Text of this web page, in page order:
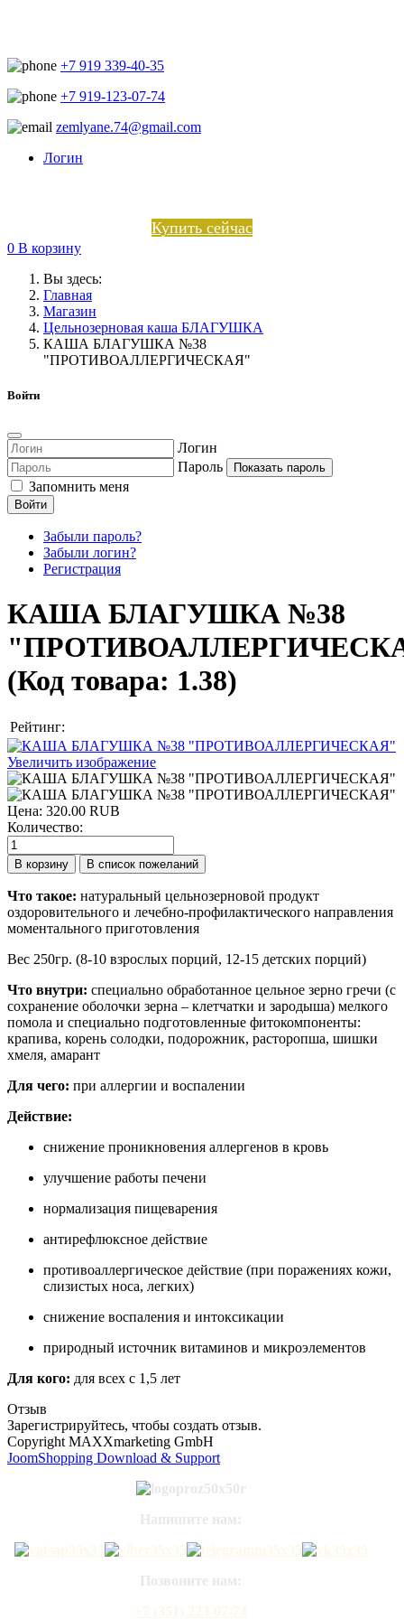
+7 919 339-40-35
+7 919-123-07-74
zemlyane.74@gmail.com
Логин
Купить сейчас
0 В корзину
Вы здесь:
Главная
Магазин
Цельнозерновая каша БЛАГУШКА
КАША БЛАГУШКА №38
"ПРОТИВОАЛЛЕРГИЧЕСКАЯ"
Войти
Логин
Пароль
Показать пароль
Запомнить меня
Войти
Забыли пароль?
Забыли логин?
Регистрация
КАША БЛАГУШКА №38
(Код товара: 1.38)
Рейтинг:
Увеличить изображение
Цена: 320.00 RUB
Количество:
Что такое: натуральный цельнозерновой продукт
оздоровительного и лечебно-профилактического направления
моментального приготовления
Вес 250гр. (8-10 взрослых порций, 12-15 детских порций)
Что внутри: специально обработанное цельное зерно гречи (с
сохранение оболочки зерна – клетчатки и зародыша) мелкого
помола и специально подготовленные фитокомпоненты:
крапива, корень солодки, подорожник, расторопша, шишки
хмеля, амарант
Для чего: при аллергии и воспалении
Действие:
снижение проникновения аллергенов в кровь
улучшение работы печени
нормализация пищеварения
антирефлюксное действие
противоаллергическое действие (при поражениях кожи,
слизистых носа, легких)
снижение воспаления и интоксикации
природный источник витаминов и микроэлементов
Для кого: для всех с 1,5 лет
Отзыв
Зарегистрируйтесь, чтобы создать отзыв.
Copyright MAXXmarketing GmbH
JoomShopping Download & Support
Напишите нам:
Позвоните нам:
+7 (351) 223-07-74